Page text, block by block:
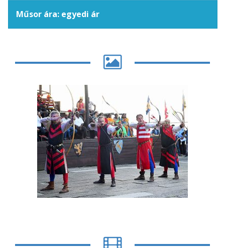
Műsor ára: egyedi ár